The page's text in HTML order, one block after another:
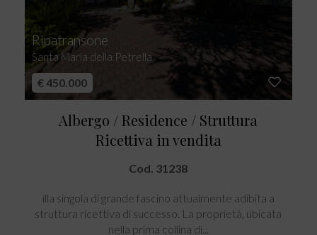
Ripatransone
Santa Maria della Petrella
€ 450.000
Albergo / Residence / Struttura
Ricettiva in vendita
Cod. 31238
illa singola di grande fascino attualmente adibita a
struttura ricettiva di successo. La proprietà, ubicata
nella prima collina di...